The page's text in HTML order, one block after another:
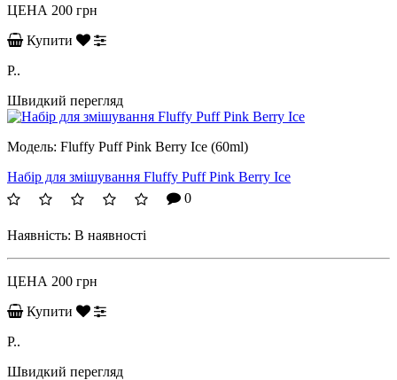
ЦЕНА 200 грн
Купити
P..
Швидкий перегляд
Модель: Fluffy Puff Pink Berry Ice (60ml)
Набір для змішування Fluffy Puff Pink Berry Ice
0
Наявність: В наявності
ЦЕНА 200 грн
Купити
P..
Швидкий перегляд